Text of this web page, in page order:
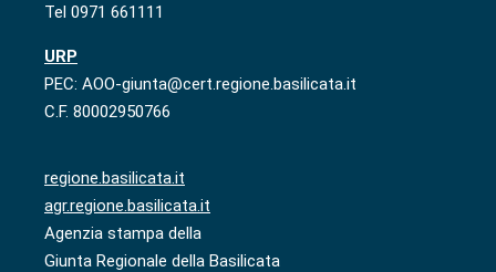
Tel 0971 661111
URP
PEC: AOO-giunta@cert.regione.basilicata.it
C.F. 80002950766
regione.basilicata.it
agr.regione.basilicata.it
Agenzia stampa della
Giunta Regionale della Basilicata